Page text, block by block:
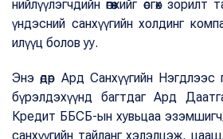
нийлүүлэгчдийн өгөөжийг өсгөх
үндэсний санхүүгийн холдинг
илүүц болов уу.
Энэ өдөр Ард Санхүүгийн
бүрэлдэхүүнд багтдаг Ард
Кредит ББСБ-ын хувьцаа
санхүүгийн тайланг хэлэлцэж,